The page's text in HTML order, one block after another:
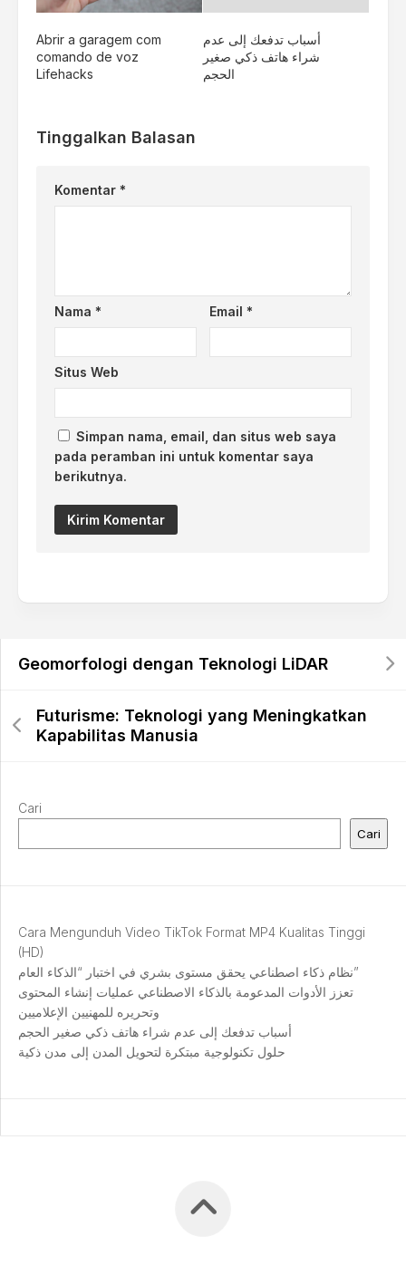
Abrir a garagem com
comando de voz
Lifehacks
أسباب تدفعك إلى عدم
شراء هاتف ذكي صغير
الحجم
Tinggalkan Balasan
Komentar *
Nama * Email *
Situs Web
Simpan nama, email, dan situs web saya
pada peramban ini untuk komentar saya
berikutnya.
Geomorfologi dengan Teknologi LiDAR
Futurisme: Teknologi yang Meningkatkan
Kapabilitas Manusia
Cari
Cari
Cara Mengunduh Video TikTok Format MP4 Kualitas Tinggi
(HD)
نظام ذكاء اصطناعي يحقق مستوى بشري في اختبار “الذكاء العام”
تعزز الأدوات المدعومة بالذكاء الاصطناعي عمليات إنشاء المحتوى
وتحريره للمهنيين الإعلاميين
أسباب تدفعك إلى عدم شراء هاتف ذكي صغير الحجم
حلول تكنولوجية مبتكرة لتحويل المدن إلى مدن ذكية